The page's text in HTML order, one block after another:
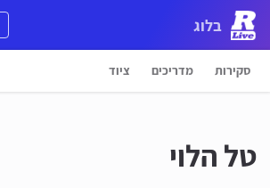
לדלג לתוכן
Main Navigation
בלוג
סקירות מדריכים ציוד
טל הלוי